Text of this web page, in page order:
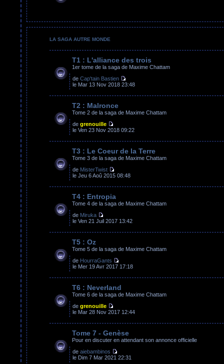
LA SAGA AUTRE MONDE
T1 : L'alliance des trois
1er tome de la saga de Maxime Chattam
de Cap'tain Bastien
le Mar 13 Nov 2018 23:48
T2 : Malronce
Tome 2 de la saga de Maxime Chattam
de grenouille
le Ven 23 Nov 2018 09:22
T3 : Le Coeur de la Terre
Tome 3 de la saga de Maxime Chattam
de MisterTwist
le Jeu 6 Aoû 2015 08:48
T4 : Entropia
Tome 4 de la saga de Maxime Chattam
de Miruka
le Ven 21 Juil 2017 13:42
T5 : Oz
Tome 5 de la saga de Maxime Chattam
de HourraGants
le Mer 19 Avr 2017 17:18
T6 : Neverland
Tome 6 de la saga de Maxime Chattam
de grenouille
le Mar 28 Nov 2017 12:44
Tome 7 - Genèse
Pour en discuter en attendant son annonce officielle
de aiebambinos
le Dim 7 Mar 2021 22:31